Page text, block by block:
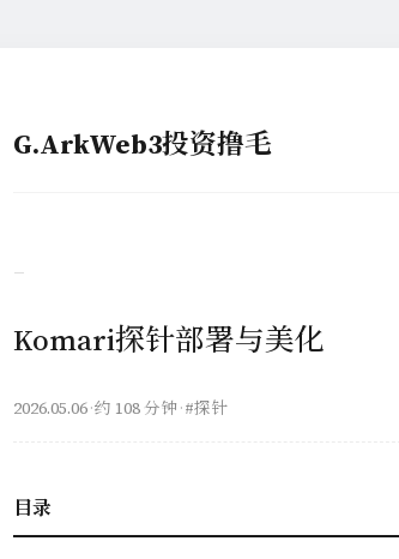
G.ArkWeb3投资撸毛
–
Komari探针部署与美化
2026.05.06·约 108 分钟 ·#探针
目录